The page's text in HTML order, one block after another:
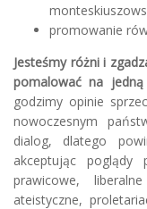
promowanie
Jesteśmy różni i
pomalować na jedną
godzimy opinie
nowoczesnym
dialog, dlatego
akceptując poglądy
prawicowe,
ateistyczne,